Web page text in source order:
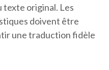
texte original. Les
doivent être
une traduction fidèle